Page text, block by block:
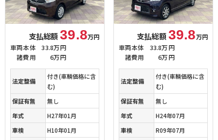
支払総額39.8万円
車両本体
33.8万円
諸費用
6万円
法定整備
付き(車輌価格に含
む)
保証有無
無し
年式
H27年01月
車検
H10年01月
支払総額39.8万円
車両本体
33.8万円
諸費用
6万円
法定整備
付き(車輌価格に含
む)
保証有無
無し
年式
H24年07月
車検
R09年07月